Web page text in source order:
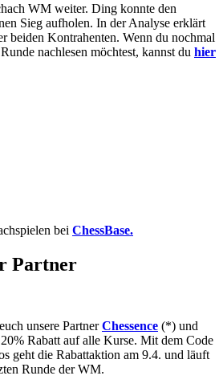
WM weiter. Ding konnte den
Sieg aufholen. In der Analyse erklärt
beiden Kontrahenten. Wenn du nochmal
nachlesen möchtest, kannst du hier
bei ChessBase.
Partner
unsere PartnerChessence (*) und
Rabatt auf alle Kurse. Mit dem Code
geht die Rabattaktion am 9.4. und läuft
Runde der WM.